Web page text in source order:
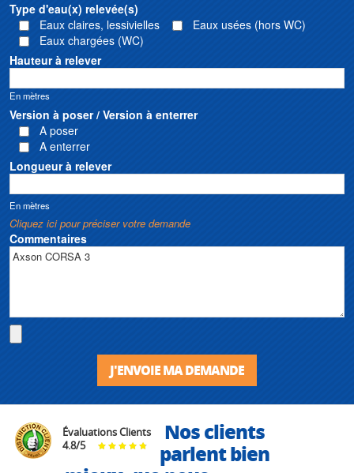
Type d'eau(x) relevée(s)
Eaux claires, lessivielles
Eaux usées (hors WC)
Eaux chargées (WC)
Hauteur à relever
En mètres
Version à poser / Version à enterrer
A poser
A enterrer
Longueur à relever
En mètres
Cliquez ici pour préciser votre demande
Commentaires
J'ENVOIE MA DEMANDE
Évaluations Clients
4.8/5
Nos clients
parlent bien